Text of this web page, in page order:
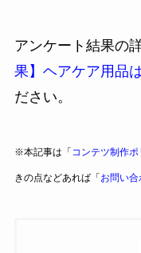
アンケート結果の
果】ヘアケア用品
ださい。
※本記事は「 コンテツ制作ポ
きの点などあれば「 お問い合